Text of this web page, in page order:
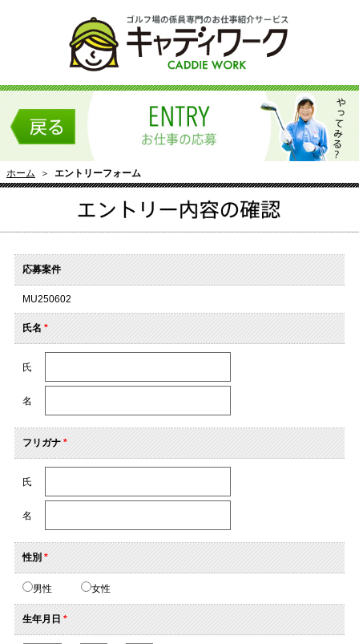
ホーム ＞ エントリーフォーム
応募案件
MU250602
氏名 *
氏
名
フリガナ*
氏
名
性別 *
男性 女性
生年月日 *